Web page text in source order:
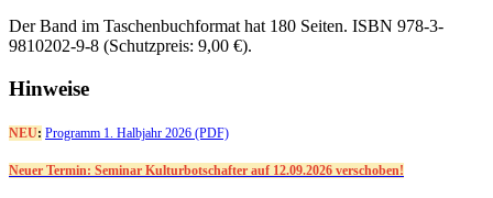
Der Band im Taschenbuchformat hat 180 Seiten. ISBN 978-3-
9810202-9-8 (Schutzpreis: 9,00 €).
Hinweise
NEU: Programm 1. Halbjahr 2026 (PDF)
Neuer Termin: Seminar Kulturbotschafter auf 12.09.2026 verschoben!